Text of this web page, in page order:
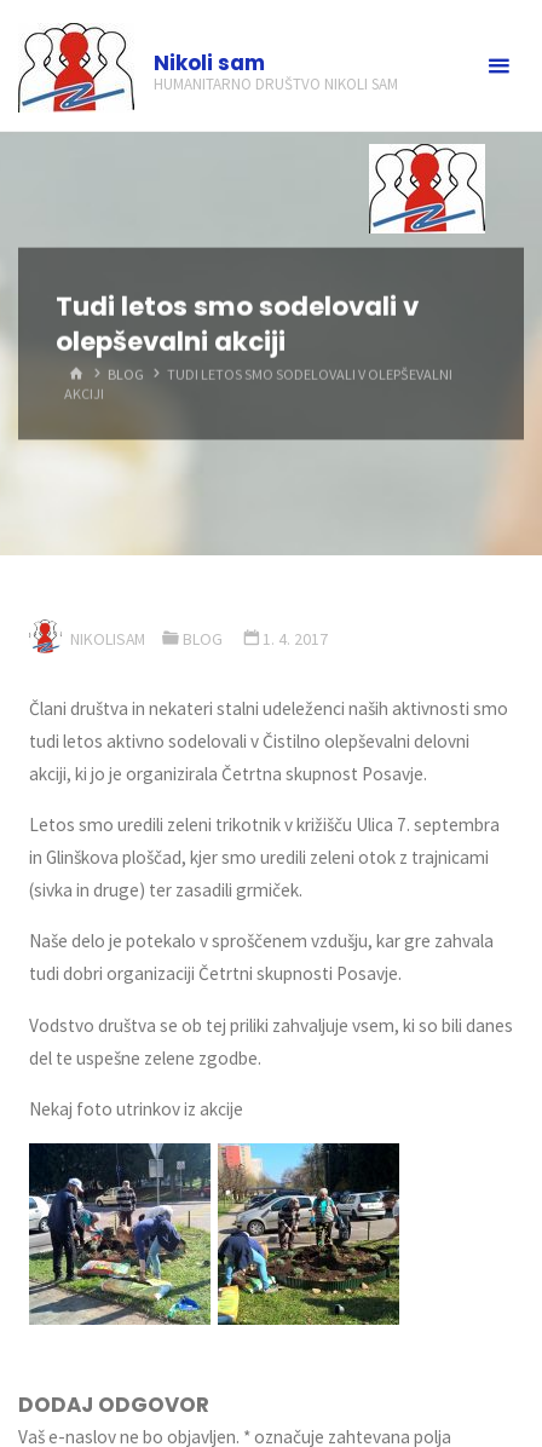
content
Nikoli sam
HUMANITARNO DRUŠTVO NIKOLI SAM
Tudi letos smo sodelovali v
olepševalni akciji
HOMEBLOG
TUDI LETOS SMO SODELOVALI V OLEPŠEVALNI
AKCIJI
NIKOLISAM BLOG 1. 4. 2017
Člani društva in nekateri stalni udeleženci naših aktivnosti smo
tudi letos aktivno sodelovali v Čistilno olepševalni delovni
akciji, ki jo je organizirala Četrtna skupnost Posavje.
Letos smo uredili zeleni trikotnik v križišču Ulica 7. septembra
in Glinškova ploščad, kjer smo uredili zeleni otok z trajnicami
(sivka in druge) ter zasadili grmiček.
Naše delo je potekalo v sproščenem vzdušju, kar gre zahvala
tudi dobri organizaciji Četrtni skupnosti Posavje.
Vodstvo društva se ob tej priliki zahvaljuje vsem, ki so bili danes
del te uspešne zelene zgodbe.
Nekaj foto utrinkov iz akcije
DODAJ ODGOVOR
Vaš e-naslov ne bo objavljen. *označuje zahtevana polja